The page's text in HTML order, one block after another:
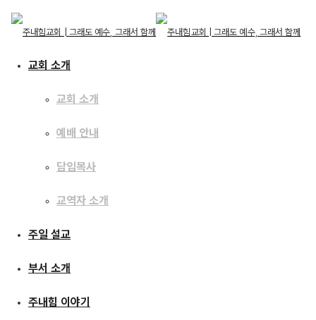
교회 소개
교회 소개
교역자 소개
주일 설교
부서 소개
주내힘 이야기
교회 소개
교회 소개
예배 안내
담임목사
교역자 소개
주일 설교
부서 소개
주내힘 이야기
주일 설교
[25.03.16] 제자다운
제자가 되려면